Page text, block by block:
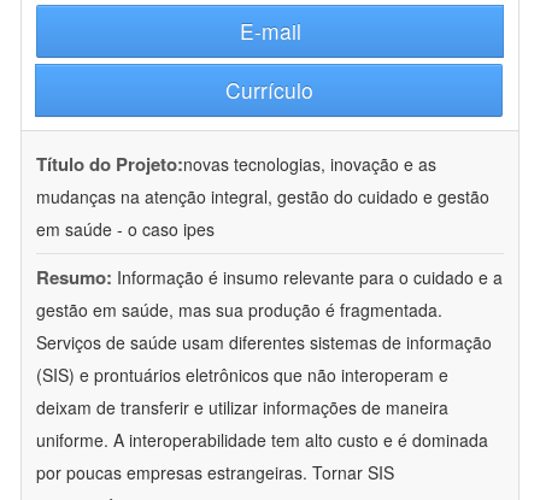
E-mail
Currículo
Título do Projeto:novas tecnologias, inovação e as
mudanças na atenção integral, gestão do cuidado e gestão
em saúde - o caso ipes
Resumo: Informação é insumo relevante para o cuidado e a
gestão em saúde, mas sua produção é fragmentada.
Serviços de saúde usam diferentes sistemas de informação
(SIS) e prontuários eletrônicos que não interoperam e
deixam de transferir e utilizar informações de maneira
uniforme. A interoperabilidade tem alto custo e é dominada
por poucas empresas estrangeiras. Tornar SIS